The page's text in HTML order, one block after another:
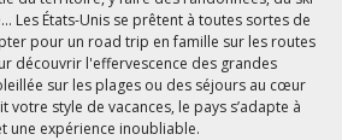
Les États-Unis se prêtent à toutes sortes de
pour un road trip en famille sur les routes
découvrir l'effervescence des grandes
sur les plages ou des séjours au cœur
votre style de vacances, le pays s’adapte à
une expérience inoubliable.